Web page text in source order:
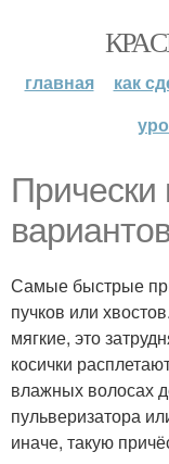
главная как
Прически
Самые быстрые
пучков или
мягкие, это
косички
влажных волосах
пульверизатора
иначе, такую